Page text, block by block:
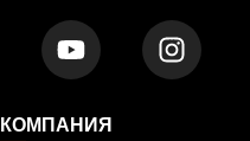
КОМПАНИЯ